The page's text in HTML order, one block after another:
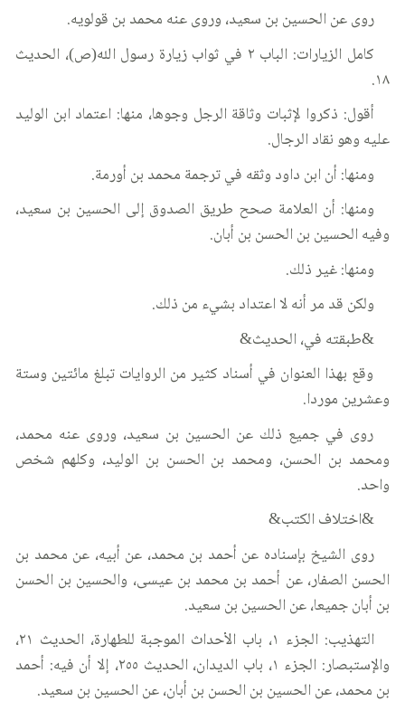
روى عن الحسين بن سعيد، وروى عنه محمد بن قولويه.
كامل الزيارات: الباب ٢ في ثواب زيارة رسول الله(ص)، الحديث
١٨.
أقول: ذكروا لإثبات وثاقة الرجل وجوها، منها: اعتماد ابن الوليد
عليه وهو نقاد الرجال.
ومنها: أن ابن داود وثقه في ترجمة محمد بن أورمة.
ومنها: أن العلامة صحح طريق الصدوق إلى الحسين بن سعيد،
وفيه الحسين بن الحسن بن أبان.
ومنها: غير ذلك.
ولكن قد مر أنه لا اعتداد بشيء من ذلك.
&طبقته في، الحديث&
وقع بهذا العنوان في أسناد كثير من الروايات تبلغ مائتين وستة
وعشرين موردا.
روى في جميع ذلك عن الحسين بن سعيد، وروى عنه محمد،
ومحمد بن الحسن، ومحمد بن الحسن بن الوليد، وكلهم شخص
واحد.
&اختلاف الكتب&
روى الشيخ بإسناده عن أحمد بن محمد، عن أبيه، عن محمد بن
الحسن الصفار، عن أحمد بن محمد بن عيسى، والحسين بن الحسن
بن أبان جميعا، عن الحسين بن سعيد.
التهذيب: الجزء ١، باب الأحداث الموجبة للطهارة، الحديث ٢١،
والإستبصار: الجزء ١، باب الديدان، الحديث ٢٥٥، إلا أن فيه: أحمد
بن محمد، عن الحسين بن الحسن بن أبان، عن الحسين بن سعيد.